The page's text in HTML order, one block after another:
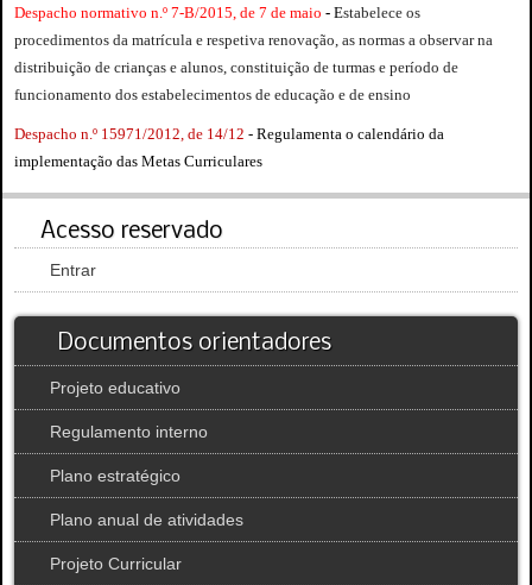
Despacho normativo n.º 7-B/2015, de 7 de maio - Estabelece os
procedimentos da matrícula e respetiva renovação, as normas a observar na
distribuição de crianças e alunos, constituição de turmas e período de
funcionamento dos estabelecimentos de educação e de ensino
Despacho n.º 15971/2012, de 14/12 - Regulamenta o calendário da
implementação das Metas Curriculares
Acesso reservado
Entrar
Documentos orientadores
Projeto educativo
Regulamento interno
Plano estratégico
Plano anual de atividades
Projeto Curricular